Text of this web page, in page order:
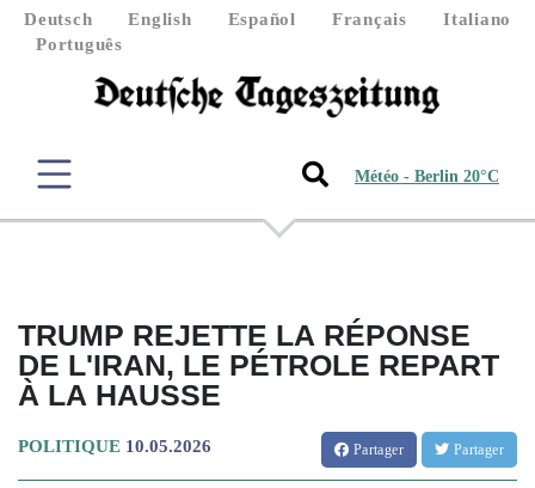
Deutsch English Español Français
Italiano
Português
Météo - Berlin 20°C
TRUMP REJETTE LA RÉPONSE
DE L'IRAN, LE PÉTROLE REPART
À LA HAUSSE
POLITIQUE 10.05.2026 Partager Partager